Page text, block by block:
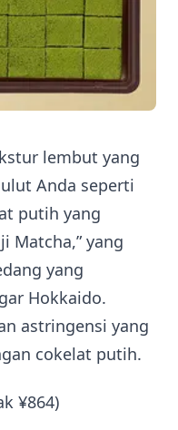
lembut yang
Anda seperti
putih yang
Matcha,” yang
yang
Hokkaido.
astringensi yang
cokelat putih.
¥864)